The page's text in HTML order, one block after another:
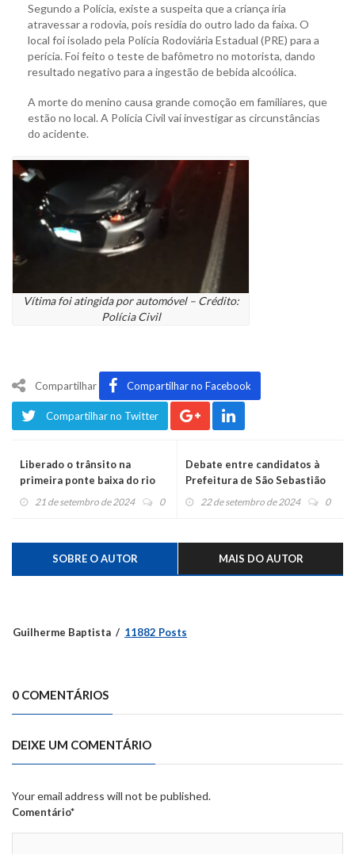
Segundo a Polícia, existe a suspeita que a criança iria
atravessar a rodovia, pois residia do outro lado da faixa. O
local foi isolado pela Polícia Rodoviária Estadual (PRE) para a
perícia. Foi feito o teste de bafômetro no motorista, dando
resultado negativo para a ingestão de bebida alcoólica.
A morte do menino causa grande comoção em familiares, que
estão no local. A Polícia Civil vai investigar as circunstâncias
do acidente.
Vítima foi atingida por automóvel – Crédito:
Polícia Civil
Compartilhar Compartilhar no Facebook
Compartilhar no Twitter
Liberado o trânsito na
primeira ponte baixa do rio
Caí do Reconstruindo
21 de setembro de 2024 0
Debate entre candidatos à
Prefeitura de São Sebastião
do Caí será nesta terça-feira
22 de setembro de 2024 0
SOBRE O AUTOR MAIS DO AUTOR
Guilherme Baptista 11882 Posts
0 COMENTÁRIOS
DEIXE UM COMENTÁRIO
Your email address will not be published.
Comentário*